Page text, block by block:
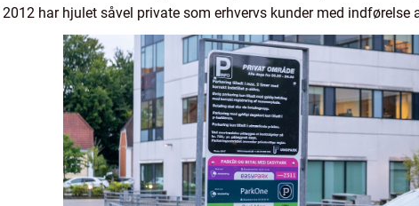
har hjulet såvel private som erhvervs kunder med indførelse